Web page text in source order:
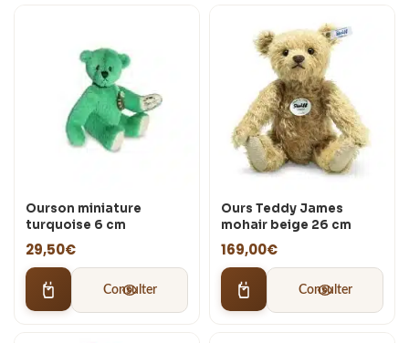
Ourson miniature
turquoise 6 cm
29,50€
Consulter
Ours Teddy James
mohair beige 26 cm
169,00€
Consulter